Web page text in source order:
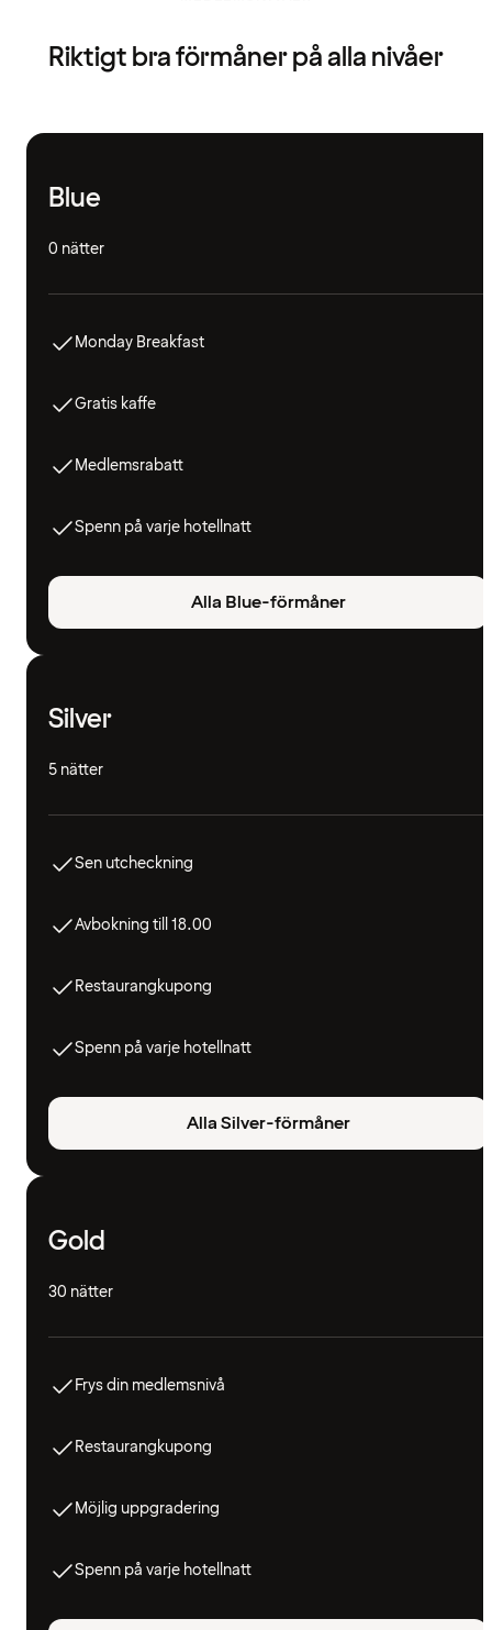
Riktigt bra förmåner på alla nivåer
Blue
0 nätter
Monday Breakfast
Gratis kaffe
Medlemsrabatt
Spenn på varje hotellnatt
Alla Blue-förmåner
Silver
5 nätter
Sen utcheckning
Avbokning till 18.00
Restaurangkupong
Spenn på varje hotellnatt
Alla Silver-förmåner
Gold
30 nätter
Frys din medlemsnivå
Restaurangkupong
Möjlig uppgradering
Spenn på varje hotellnatt